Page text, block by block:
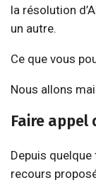
la résolution
un autre.
Ce que vous
Nous allons
Faire appel
Depuis
recours